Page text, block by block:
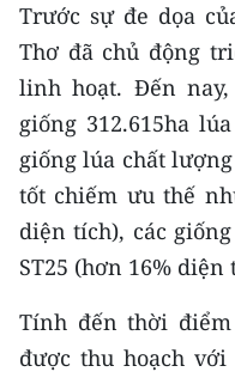
Video
Media Chính trị
Media Kinh tế
Media Văn hóa
Media Xã hội
Media Du lịch
Trước sự đe dọa
Thơ đã chủ động
linh hoạt. Đến
giống 312.615ha
giống lúa chất
tốt chiếm ưu thế
diện tích), các
ST25 (hơn 16% diện
Tính đến thời
được thu hoạch với